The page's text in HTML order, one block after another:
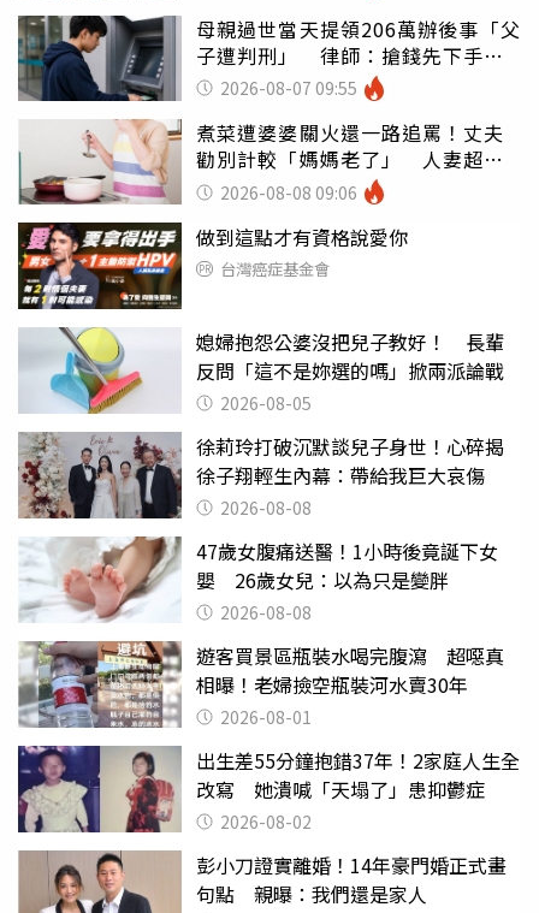
母親過世當天提領206萬辦後事「父
子遭判刑」 律師：搶錢先下手是
罪 2026-08-07 09:55
煮菜遭婆婆關火還一路追罵！丈夫
勸別計較「媽媽老了」 人妻超崩
潰：我像台傭
2026-08-08 09:06
做到這點才有資格說愛你
台灣癌症基金會
媳婦抱怨公婆沒把兒子教好！ 長輩
反問「這不是妳選的嗎」掀兩派論戰
2026-08-05
徐莉玲打破沉默談兒子身世！心碎揭
徐子翔輕生內幕：帶給我巨大哀傷
2026-08-08
47歲女腹痛送醫！1小時後竟誕下女
嬰 26歲女兒：以為只是變胖
2026-08-08
遊客買景區瓶裝水喝完腹瀉 超噁真
相曝！老婦撿空瓶裝河水賣30年
2026-08-01
出生差55分鐘抱錯37年！2家庭人生全
改寫 她潰喊「天塌了」患抑鬱症
2026-08-02
彭小刀證實離婚！14年豪門婚正式畫
句點 親曝：我們還是家人